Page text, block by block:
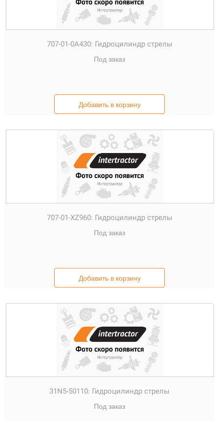
707-01-0А430: Гидроцилиндр стрелы
Под заказ
Добавить в корзину
707-01-XZ960: Гидроцилиндр стрелы
Под заказ
Добавить в корзину
31N5-50110: Гидроцилиндр стрелы
Под заказ